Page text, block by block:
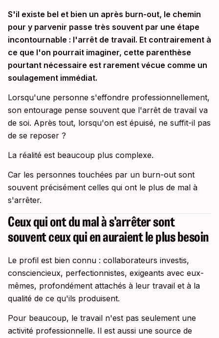
S'il existe bel et bien un après burn-out, le chemin
pour y parvenir passe très souvent par une étape
incontournable : l'arrêt de travail. Et contrairement à
ce que l'on pourrait imaginer, cette parenthèse
pourtant nécessaire est rarement vécue comme un
soulagement immédiat.
Lorsqu'une personne s'effondre professionnellement,
son entourage pense souvent que l'arrêt de travail va
de soi. Après tout, lorsqu'on est épuisé, ne suffit-il pas
de se reposer ?
La réalité est beaucoup plus complexe.
Car les personnes touchées par un burn-out sont
souvent précisément celles qui ont le plus de mal à
s'arrêter.
Ceux qui ont du mal à s'arrêter sont
souvent ceux qui en auraient le plus besoin
Le profil est bien connu : collaborateurs investis,
consciencieux, perfectionnistes, exigeants avec eux-
mêmes, profondément attachés à leur travail et à la
qualité de ce qu'ils produisent.
Pour beaucoup, le travail n'est pas seulement une
activité professionnelle. Il est aussi une source de